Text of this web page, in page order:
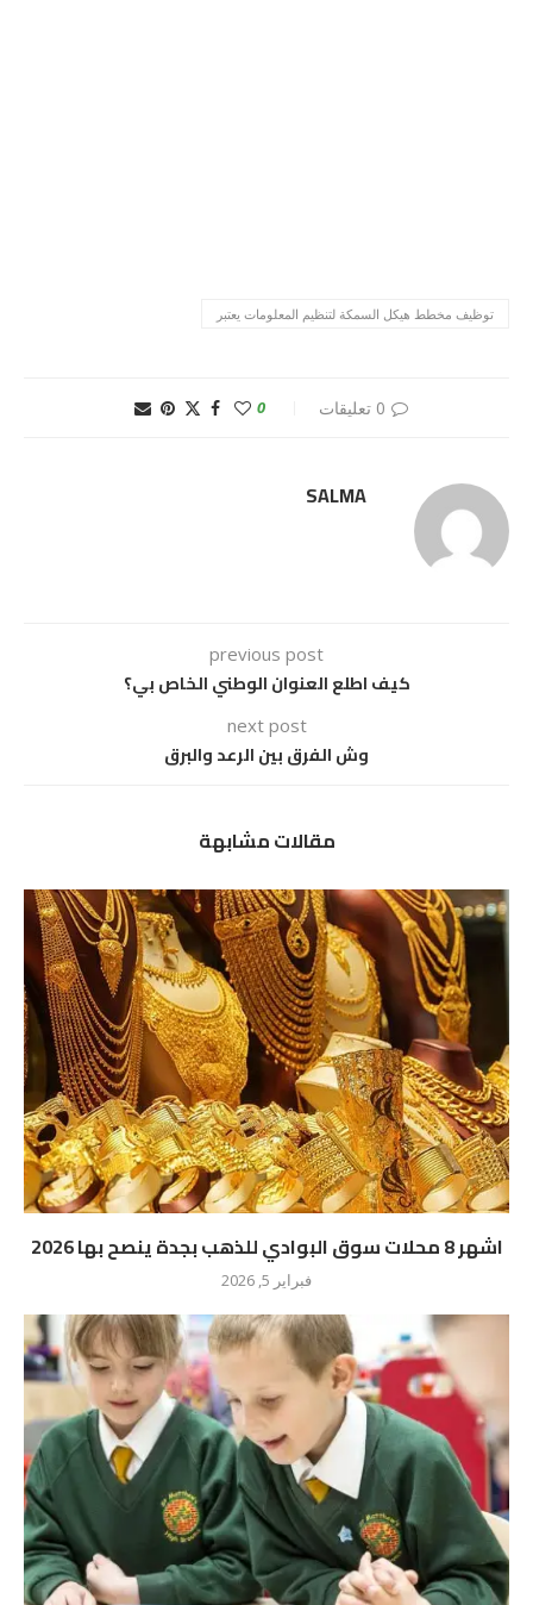
توظيف مخطط هيكل السمكة لتنظيم المعلومات يعتبر
0 تعليقات 0
SALMA
previous post
كيف اطلع العنوان الوطني الخاص بي؟
next post
وش الفرق بين الرعد والبرق
مقالات مشابهة
اشهر 8 محلات سوق البوادي للذهب بجدة ينصح بها 2026
فبراير 5, 2026